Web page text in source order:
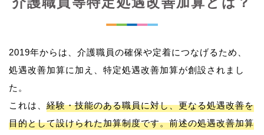
2019年からは、介護職員の確保や定着につなげるため、
処遇改善加算に加え、特定処遇改善加算が創設されまし
た。
これは、 経験・技能のある職員に対し、更なる処遇改善を
目的として設けられた加算制度です。前述の処遇改善加算